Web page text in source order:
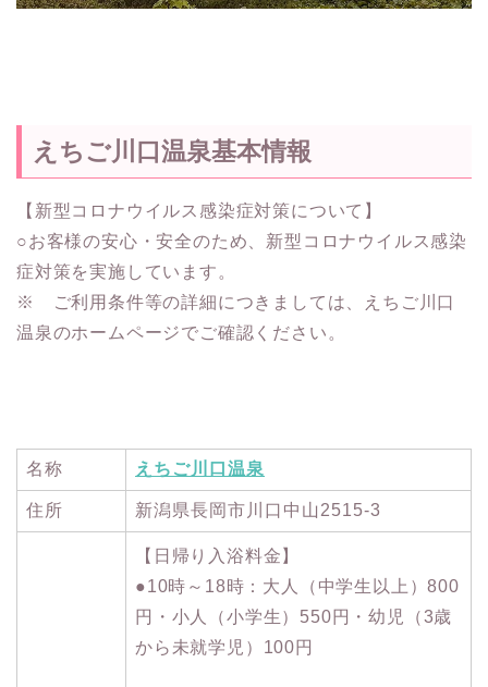
えちご川口温泉基本情報
【新型コロナウイルス感染症対策について】
○お客様の安心・安全のため、新型コロナウイルス感染
症対策を実施しています。
※ ご利用条件等の詳細につきましては、えちご川口
温泉のホームページでご確認ください。
名称 えちご川口温泉
住所 新潟県長岡市川口中山2515-3
【日帰り入浴料金】
●10時～18時：大人（中学生以上）800
円・小人（小学生）550円・幼児（3歳
から未就学児）100円